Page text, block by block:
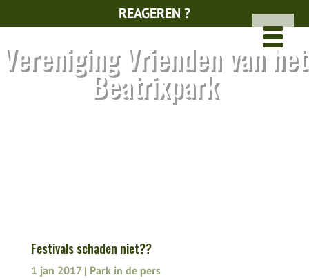
REAGEREN ?
Vereniging Vrienden van het
Beatrixpark
Festivals schaden niet??
1 jan 2017| Park in de pers